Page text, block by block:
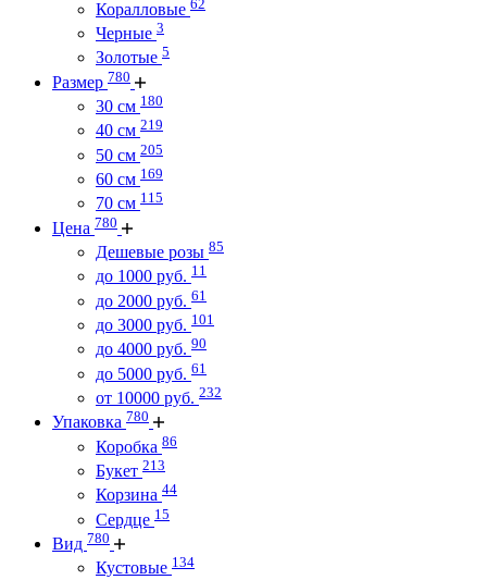
Коралловые
Черные 3
Золотые 5
Размер 780
30 см 180
40 см 219
50 см 205
60 см 169
70 см 115
Цена 780
Дешевые розы 85
до 1000 руб. 11
до 2000 руб. 61
до 3000 руб. 101
до 4000 руб. 90
до 5000 руб. 61
от 10000 руб. 232
Упаковка 780
Коробка 86
Букет 213
Корзина 44
Сердце 15
Вид 780
Кустовые 134